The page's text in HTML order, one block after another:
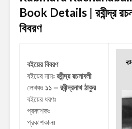
Book Details | রবীন্দ্র
বিবরণ
বইয়ের বিবরণ
বইয়ের নামঃ রবীন্দ্র রচনাবলী
লেখকঃ ১১ – রবীন্দ্রনাথ ঠাকুর
বইয়ের ধরণঃ
প্রকাশকঃ
প্রকাশকালঃ